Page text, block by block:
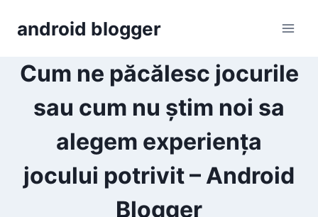
android blogger
Cum ne păcălesc jocurile
sau cum nu știm noi sa
alegem experiența
jocului potrivit – Android
Blogger